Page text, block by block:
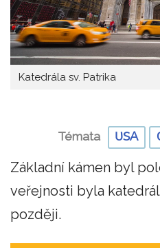
Katedrála sv. Patrika
Témata USA
Základní kámen byl
veřejnosti byla
později.